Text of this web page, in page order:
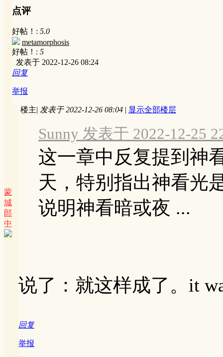
点评
好帖！: 5.0
metamorphosis
好帖！: 5
发表于 2022-12-26 08:24
回复
举报
蒙
城
郎
中
楼主| 发表于 2022-12-26 08:04 | 显示全部楼层
Sunny 发表于 2022-12-25
这一章中反复提到神
天，特别指出神看光
说明神看暗或夜 ...
说了：就这样成了。it
回复
举报